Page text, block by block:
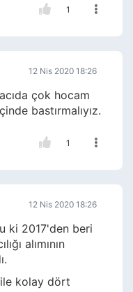
1
12 Nis 2020 18:26
çok hocam
bastırmalıyız.
1
12 Nis 2020 18:26
ki 2017'den beri
alımının
kolay dört